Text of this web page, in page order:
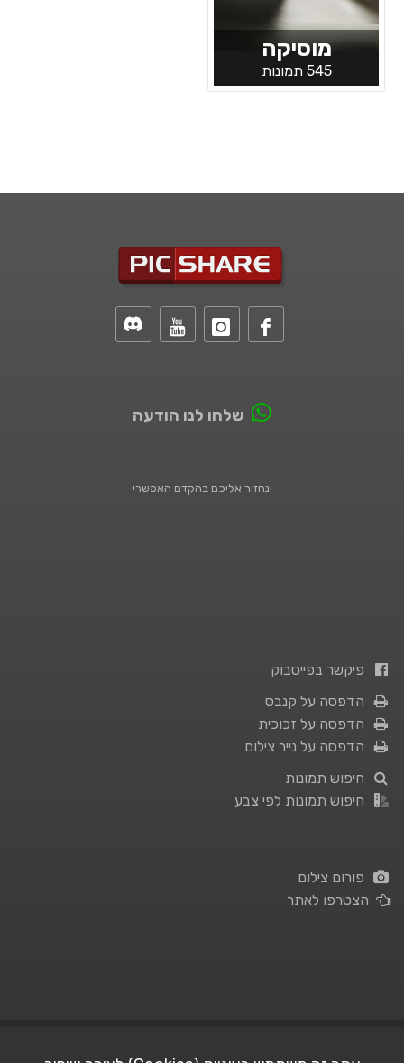
מוסיקה
545 תמונות
שלחו לנו הודעה
ונחזור אליכם בהקדם האפשרי
פיקשר בפייסבוק
הדפסה על קנבס
הדפסה על זכוכית
הדפסה על נייר צילום
חיפוש תמונות
חיפוש תמונות לפי צבע
פורום צילום
הצטרפו לאתר